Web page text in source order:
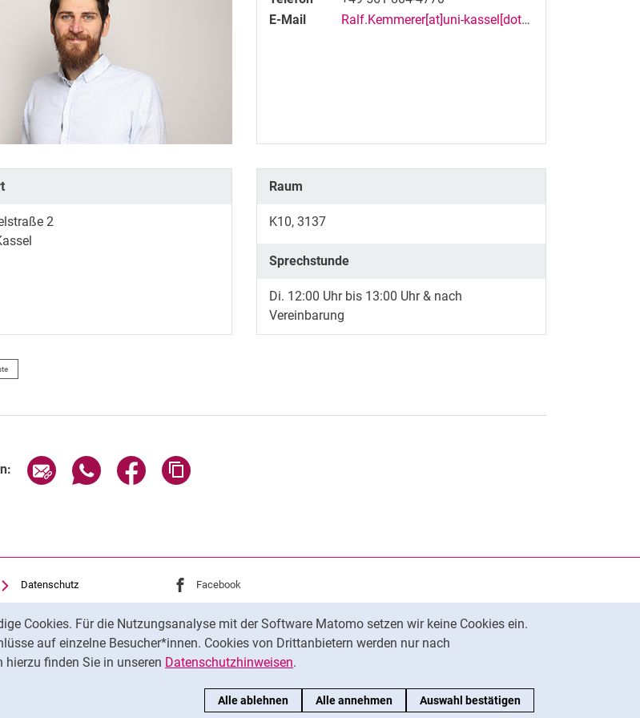
Cookies. Für die Nutzungsanalyse mit der Software Matomo setzen wir keine Cookies ein.
auf einzelne Besucher*innen. Cookies von Drittanbietern werden nur nach
finden Sie in unseren Datenschutzhinweisen.
Alle ablehnen Alle annehmen Auswahl bestätigen
E-Mail
Ralf.Kemmerer[at]uni-kassel[dot]de
2
Raum
K10, 3137
Sprechstunde
Di. 12:00 Uhr bis 13:00 Uhr & nach
Vereinbarung
Seite über E-Mail teilen
Seite über WhatsApp teilen (externer Link, öffnet neues Fenster)
Seite über Facebook teilen (externer Link, öffnet neues Fenster)
Datenschutz
Barrierefreiheit
Transparenter KI-Einsatz
Impressum
Externer Link: Universität Kassel auf
Facebook
Externer Link: Universität Kassel auf
Instagram(öffnet neues Fenster)